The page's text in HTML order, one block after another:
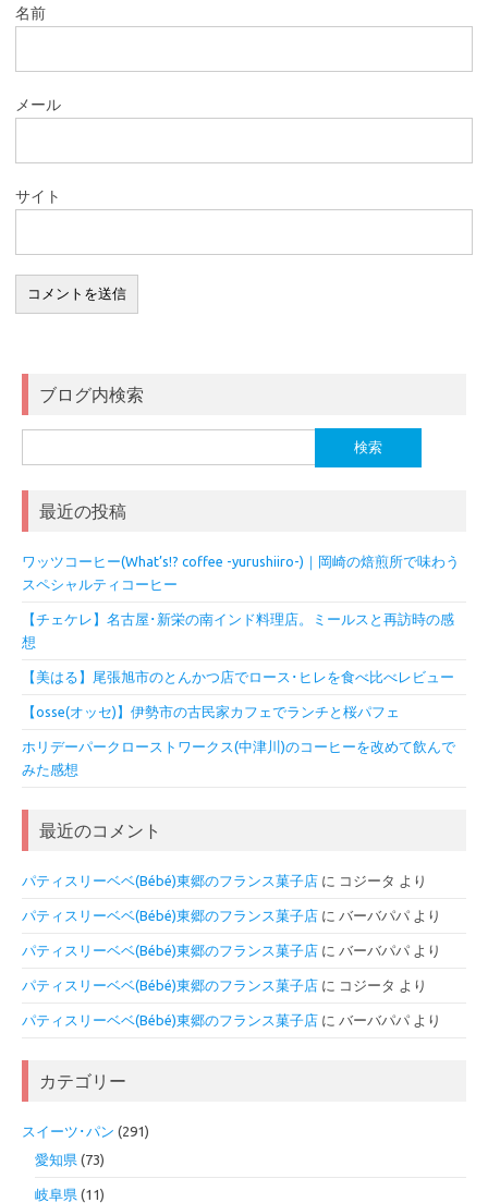
名前
メール
サイト
ブログ内検索
索:
最近の投稿
ワッツコーヒー(What’s!? coffee -yurushiiro-)｜岡崎の焙煎所で味わう
スペシャルティコーヒー
【チェケレ】名古屋･新栄の南インド料理店。ミールスと再訪時の感
想
【美はる】尾張旭市のとんかつ店でロース･ヒレを食べ比べレビュー
【osse(オッセ)】伊勢市の古民家カフェでランチと桜パフェ
ホリデーパークローストワークス(中津川)のコーヒーを改めて飲んで
みた感想
最近のコメント
パティスリーベベ(Bébé)東郷のフランス菓子店 に コジータ より
パティスリーベベ(Bébé)東郷のフランス菓子店 に バーバパパ より
パティスリーベベ(Bébé)東郷のフランス菓子店 に バーバパパ より
パティスリーベベ(Bébé)東郷のフランス菓子店 に コジータ より
パティスリーベベ(Bébé)東郷のフランス菓子店 に バーバパパ より
カテゴリー
スイーツ･パン (291)
愛知県 (73)
岐阜県 (11)